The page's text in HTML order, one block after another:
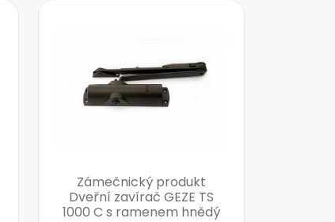
Zámečnický produkt
Dveřní zavírač GEZE TS
1000 C s ramenem hnědý